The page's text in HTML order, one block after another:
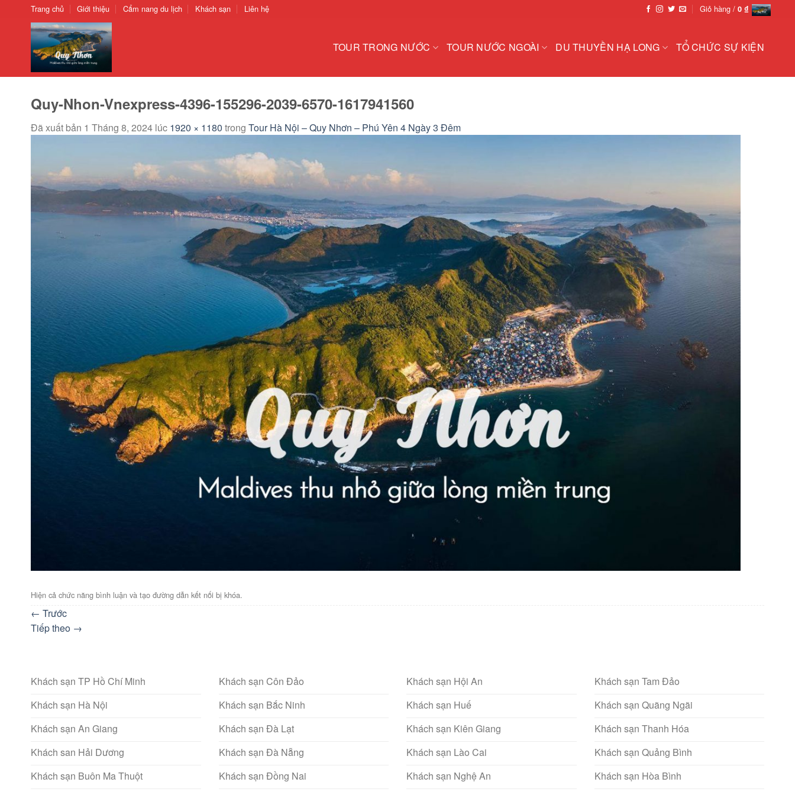
ChuyểnTrang chủ Giới thiệu Cẩm nang du lịch Khách sạn Liên hệ Giỏ hàng / 0 ₫
TOUR TRONG NƯỚC TOUR NƯỚC NGOÀI DU THUYỀN HẠ LONG TỔ CHỨC SỰ KIỆN
Quy-Nhon-Vnexpress-4396-155296-2039-6570-1617941560
Đã xuất bản 1 Tháng 8, 2024 lúc 1920 × 1180 trong Tour Hà Nội – Quy Nhơn – Phú Yên 4 Ngày 3 Đêm
Hiện cả chức năng bình luận và tạo đường dẫn kết nối bị khóa.
← Trước
Tiếp theo →
Khách sạn TP Hồ Chí Minh
Khách sạn Hà Nội
Khách sạn An Giang
Khách san Hải Dương
Khách sạn Buôn Ma Thuột
Khách sạn Côn Đảo
Khách sạn Bắc Ninh
Khách sạn Đà Lạt
Khách sạn Đà Nẵng
Khách sạn Đồng Nai
Khách sạn Hội An
Khách sạn Huế
Khách sạn Kiên Giang
Khách sạn Lào Cai
Khách sạn Nghệ An
Khách sạn Tam Đảo
Khách sạn Quãng Ngãi
Khách sạn Thanh Hóa
Khách sạn Quảng Bình
Khách sạn Hòa Bình